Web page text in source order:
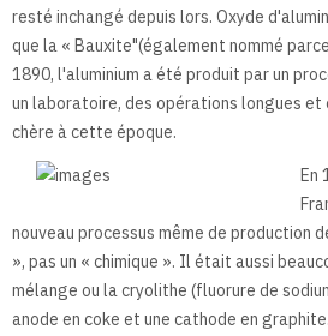
resté inchangé depuis lors. Oxyde
que la « Bauxite"(également nommé
1890, l'aluminium a été produit par un
un laboratoire, des opérations longues et
chère à cette époque.
En
nouveau processus même de production
», pas un « chimique ». Il était aussi
mélange ou la cryolithe (fluorure de
anode en coke et une cathode en